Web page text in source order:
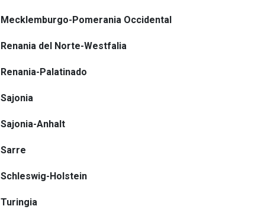
Mecklemburgo-Pomerania Occidental
Renania del Norte-Westfalia
Renania-Palatinado
Sajonia
Sajonia-Anhalt
Sarre
Schleswig-Holstein
Turingia